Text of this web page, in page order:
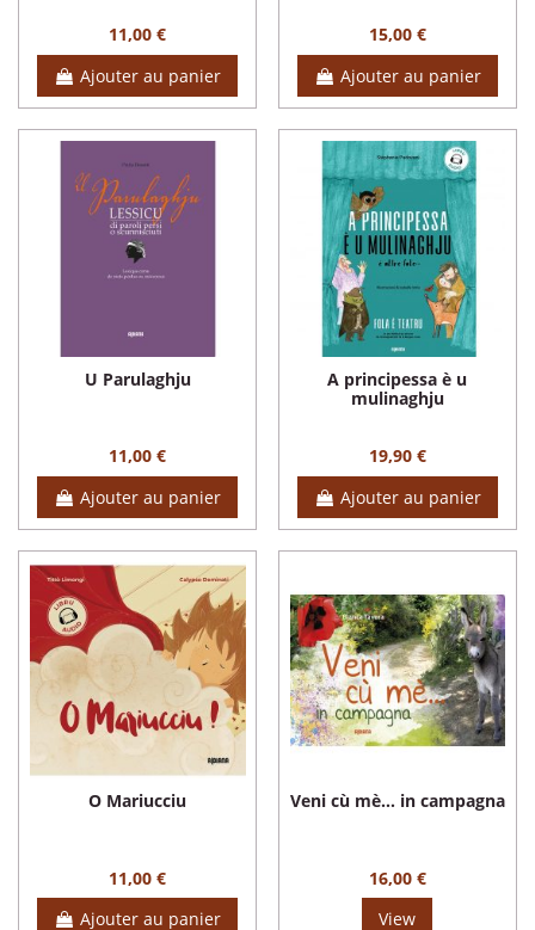
11,00 €
Ajouter au panier
15,00 €
Ajouter au panier
U Parulaghju
11,00 €
Ajouter au panier
A principessa è u
mulinaghju
19,90 €
Ajouter au panier
O Mariucciu
11,00 €
Ajouter au panier
Veni cù mè… in campagna
16,00 €
View